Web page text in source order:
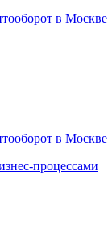
в Москве
в Москве
процессами